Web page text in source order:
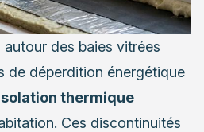
des baies vitrées
de déperdition énergétique
thermique
Ces discontinuités